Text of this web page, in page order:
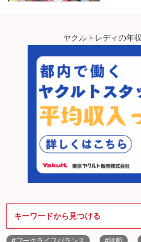
ヤクルトレディの年
キーワードから見つける